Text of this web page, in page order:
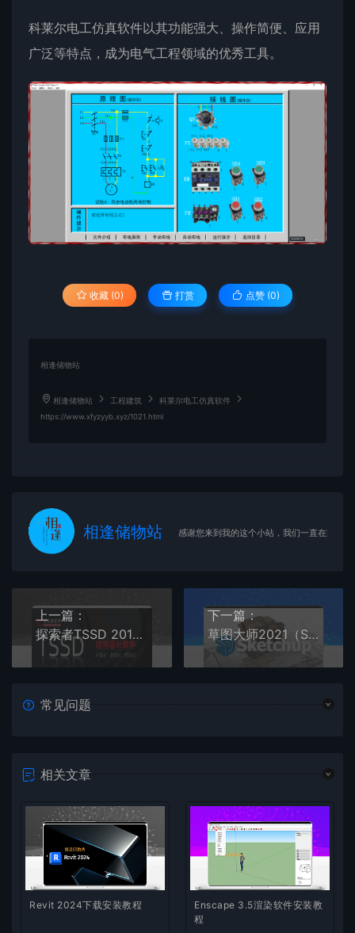
科莱尔电工仿真软件以其功能强大、操作简便、应用
广泛等特点，成为电气工程领域的优秀工具。
收藏 (0) 打赏 点赞 (0)
相逢储物站
相逢储物站 工程建筑
科莱尔电工仿真软件
https://www.xfyzyyb.xyz/1021.html
相逢储物站 感谢您来到我的这个小站，我们一直在路上
上一篇：
探索者TSSD 2019软件安装教程
下一篇：
草图大师2021（Su2021）软件安装教程
常见问题
相关文章
Revit 2024下载安装教程
Enscape 3.5渲染软件安装教
程